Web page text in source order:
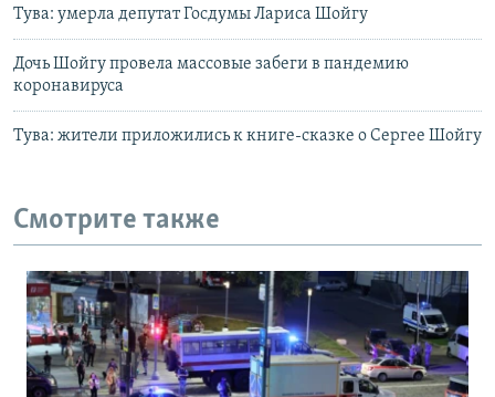
Тува: умерла депутат Госдумы Лариса Шойгу
Дочь Шойгу провела массовые забеги в пандемию
коронавируса
Тува: жители приложились к книге-сказке о Сергее Шойгу
Смотрите также